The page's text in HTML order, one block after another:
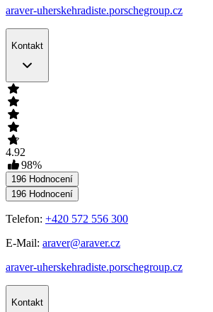
araver-uherskehradiste.porschegroup.cz
Kontakt
4.92
98%
196 Hodnocení
196 Hodnocení
Telefon: +420 572 556 300
E-Mail: araver@araver.cz
araver-uherskehradiste.porschegroup.cz
Kontakt